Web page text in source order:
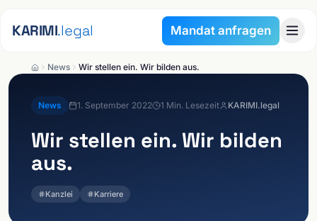
KARIMI.legal Mandat anfragen
News Wir stellen ein. Wir bilden aus.
News 1. September 2022 1 Min. Lesezeit KARIMI.legal
Wir stellen ein. Wir bilden
aus.
Kanzlei Karriere